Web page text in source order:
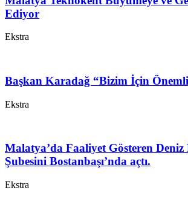
Ediyor
Ekstra
Başkan Karadağ “Bizim İçin
Ekstra
Malatya’da Faaliyet Gösteren
Şubesini Bostanbaşı’nda açtı.
Ekstra